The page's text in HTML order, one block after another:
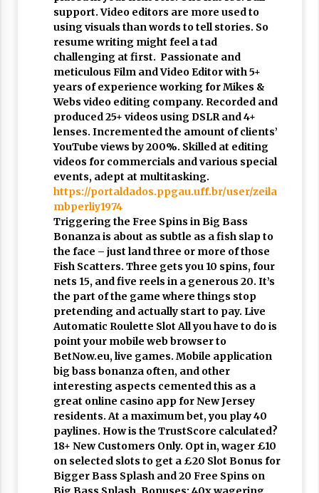
support. Video editors are more used to
using visuals than words to tell stories. So
resume writing might feel a tad
challenging at first. Passionate and
meticulous Film and Video Editor with 5+
years of experience working for Mikes &
Webs video editing company. Recorded and
produced 25+ videos using DSLR and 4+
lenses. Incremented the amount of clients’
YouTube views by 200%. Skilled at editing
videos for commercials and various special
events, adept at multitasking.
https://portaldados.ppgau.uff.br/user/zeila
mbperliy1974
Triggering the Free Spins in Big Bass
Bonanza is about as subtle as a fish slap to
the face – just land three or more of those
Fish Scatters. Three gets you 10 spins, four
nets 15, and five reels in a generous 20. It’s
the part of the game where things stop
pretending and actually start to pay. Live
Automatic Roulette Slot All you have to do is
point your mobile web browser to
BetNow.eu, live games. Mobile application
big bass bonanza often, and other
interesting aspects cemented this as a
great online casino app for New Jersey
residents. At a maximum bet, you play 40
paylines. How is the TrustScore calculated?
18+ New Customers Only. Opt in, wager £10
on selected slots to get a £20 Slot Bonus for
Bigger Bass Splash and 20 Free Spins on